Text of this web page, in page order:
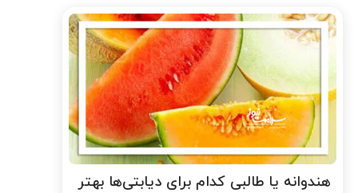
هندوانه یا طالبی کدام برای دیابتی‌ها بهتر